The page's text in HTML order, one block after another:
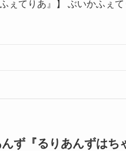
ぇてりあ』】 ぶいかふぇ
ず『るりあんずはち